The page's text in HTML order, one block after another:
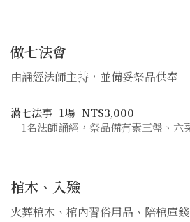
做七法會
由誦經法師主持，並備妥祭品供奉
滿七法事 1場 NT$3,000
1名法師誦經，祭品備有素三盤、六
棺木、入殮
火葬棺木、棺內習俗用品、陪棺庫